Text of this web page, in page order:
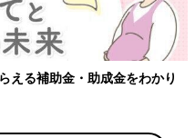
で、妊娠中か
ぼ毎日更新しています。
える補助金・助成金をわかり